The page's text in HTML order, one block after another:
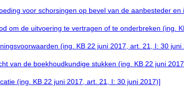
voor schorsingen op bevel van de aanbesteder
om de uitvoering te vertragen of te onderbreken (ing.
(ing. KB 22 juni 2017, art. 21, I: 30 juni
van de boekhoudkundige stukken (ing. KB 22 juni
(ing. KB 22 juni 2017, art. 21, I: 30 juni 2017)]